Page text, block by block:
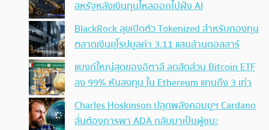
สหรัฐหลังเงินทุนไหลออกไปฝั่ง AI
BlackRock ลุยเปิดตัว Tokenized สำหรับกองทุน
ตลาดเงินยุโรปมูลค่า 3.11 แสนล้านดอลลาร์
แบงก์ใหญ่สุดของอิตาลี ลดสัดส่วน Bitcoin ETF
ลง 99% หันลงทุน ใน Ethereum แทนถึง 3 เท่า
Charles Hoskinson ปลุกพลังคอมมูฯ Cardano
ลั่นต้องการพา ADA กลับมาเป็นผู้ชนะ